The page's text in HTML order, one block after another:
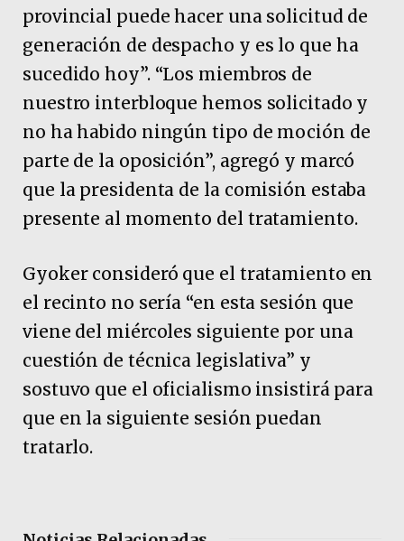
provincial puede hacer una solicitud de
generación de despacho y es lo que ha
sucedido hoy”. “Los miembros de
nuestro interbloque hemos solicitado y
no ha habido ningún tipo de moción de
parte de la oposición”, agregó y marcó
que la presidenta de la comisión estaba
presente al momento del tratamiento.
Gyoker consideró que el tratamiento en
el recinto no sería “en esta sesión que
viene del miércoles siguiente por una
cuestión de técnica legislativa” y
sostuvo que el oficialismo insistirá para
que en la siguiente sesión puedan
tratarlo.